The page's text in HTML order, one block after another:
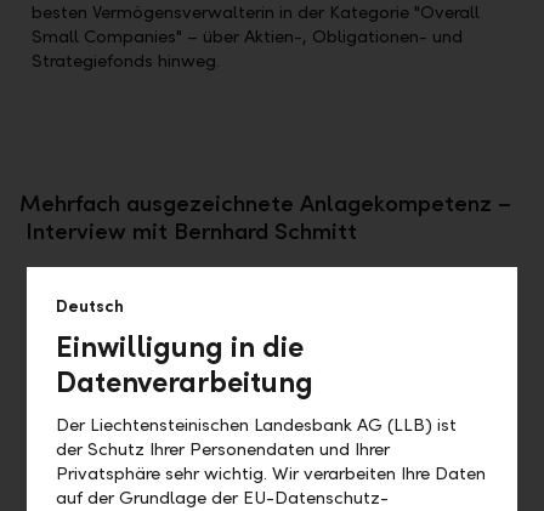
besten Vermögensverwalterin in der Kategorie "Overall
Small Companies" – über Aktien-, Obligationen- und
Strategiefonds hinweg.
Mehrfach ausgezeichnete Anlagekompetenz –
Interview mit Bernhard Schmitt
Wie profitieren Sie vom LLB Comfort?
Deutsch
Einwilligung in die
Datenverarbeitung
Der Liechtensteinischen Landesbank AG (LLB) ist
der Schutz Ihrer Personendaten und Ihrer
Privatsphäre sehr wichtig. Wir verarbeiten Ihre Daten
auf der Grundlage der EU-Datenschutz-